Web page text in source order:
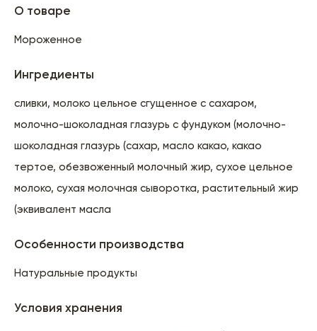
О товаре
Мороженное
Ингредиенты
сливки, молоко цельное сгущенное с сахаром,
молочно-шоколадная глазурь с фундуком (молочно-
шоколадная глазурь (сахар, масло какао, какао
тертое, обезвоженный молочный жир, сухое цельное
молоко, сухая молочная сыворотка, растительный жир
(эквивалент масла
Особенности производства
Натуральные продукты
Условия хранения